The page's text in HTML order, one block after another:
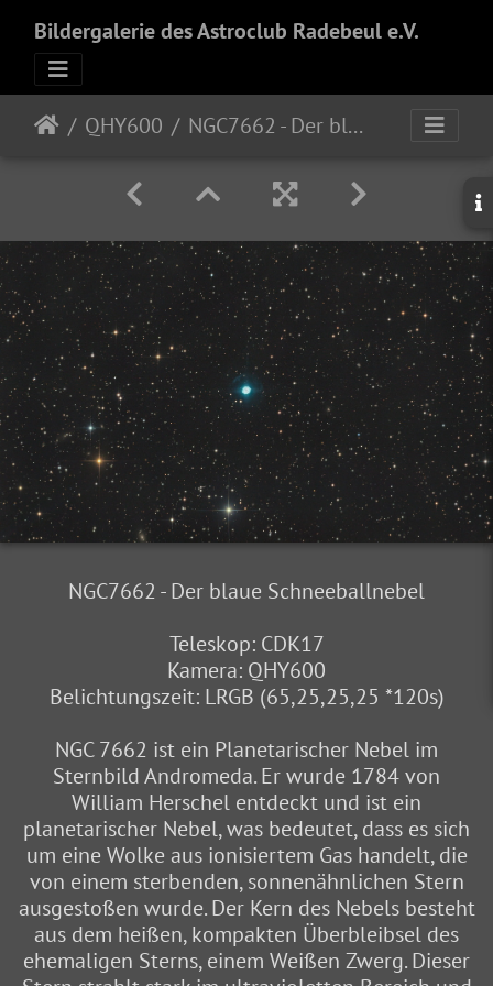
Bildergalerie des Astroclub Radebeul e.V.
QHY600 NGC7662 - Der blaue Schneeballnebel
NGC7662 - Der blaue Schneeballnebel
Teleskop: CDK17
Kamera: QHY600
Belichtungszeit: LRGB (65,25,25,25 *120s)
NGC 7662 ist ein Planetarischer Nebel im
Sternbild Andromeda. Er wurde 1784 von
William Herschel entdeckt und ist ein
planetarischer Nebel, was bedeutet, dass es sich
um eine Wolke aus ionisiertem Gas handelt, die
von einem sterbenden, sonnenähnlichen Stern
ausgestoßen wurde. Der Kern des Nebels besteht
aus dem heißen, kompakten Überbleibsel des
ehemaligen Sterns, einem Weißen Zwerg. Dieser